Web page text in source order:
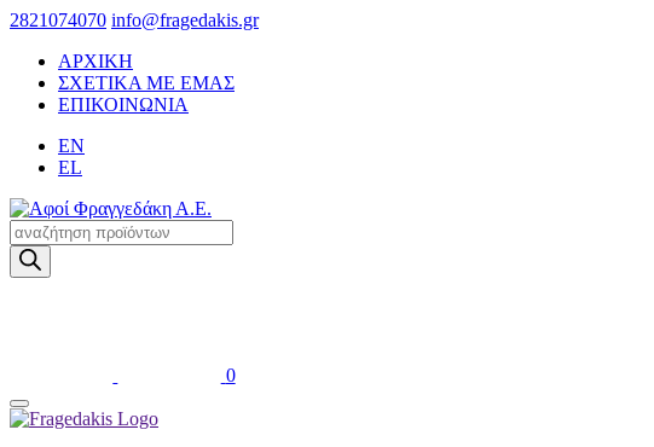
2821074070 info@fragedakis.gr
ΑΡΧΙΚΗ
ΣΧΕΤΙΚΑ ΜΕ ΕΜΑΣ
ΕΠΙΚΟΙΝΩΝΙΑ
EN
EL
Products
search
0